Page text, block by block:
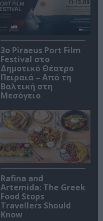
3o Piraeus Port Film
Festival στο
Δημοτικό Θέατρο
Πειραιά – Από τη
Βαλτική στη
Μεσόγειο
Rafina and
Artemida: The Greek
Food Stops
Travellers Should
Know